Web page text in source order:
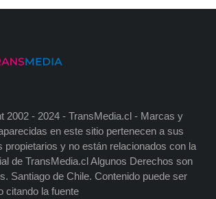
2002 - 2024 - TransMedia.cl - Marcas y
en este sitio pertenecen a sus
propietarios y no están relacionados con la
de TransMedia.cl Algunos Derechos son
Santiago de Chile. Contenido puede ser
citando la fuente